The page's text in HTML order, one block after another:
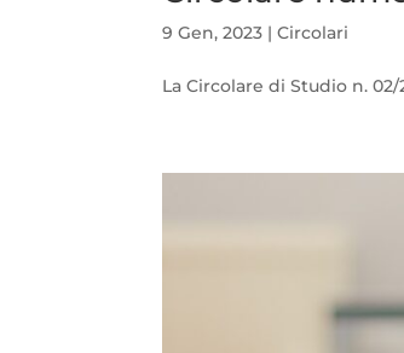
9 Gen, 2023 |Circolari
La Circolare di Studio n.